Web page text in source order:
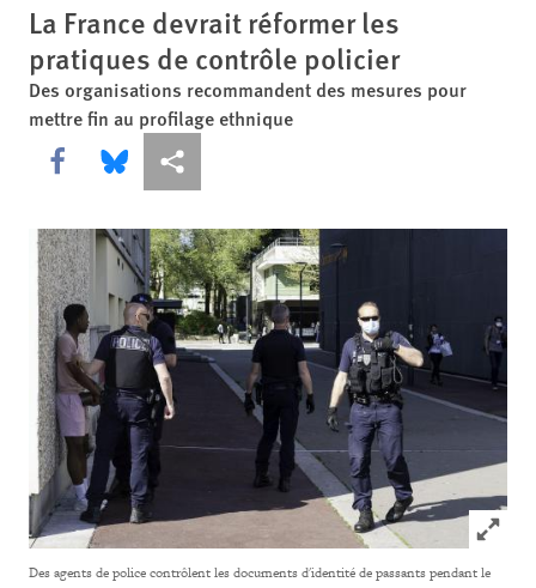
La France devrait réformer les
pratiques de contrôle policier
Des organisations recommandent des mesures pour
mettre fin au profilage ethnique
Share this via Facebook
Share this via Bluesky
Share this via Partagez
Click to
Des agents de police contrôlent les documents d'identité de passants pendant le